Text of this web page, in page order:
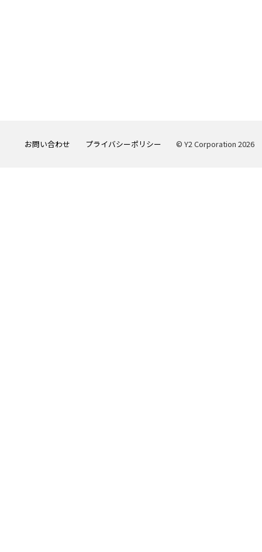
お問い合わせ プライバシーポリシー © Y2 Corporation 2026